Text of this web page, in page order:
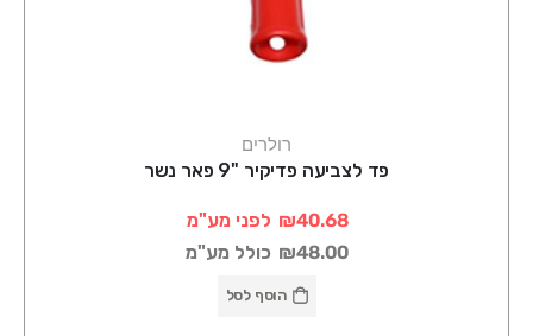
רולרים
פד לצביעה פדיקיר "9 פאר נשר
₪40.68 לפני מע"מ
₪48.00 כולל מע"מ
הוסף לסל